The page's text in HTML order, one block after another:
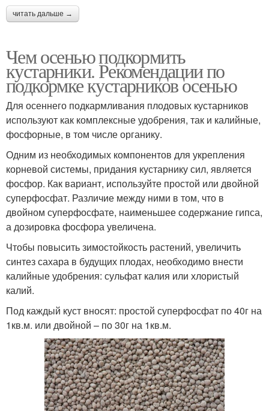
читать дальше →
Чем осенью подкормить
кустарники. Рекомендации по
подкормке кустарников осенью
Для осеннего подкармливания плодовых кустарников
используют как комплексные удобрения, так и калийные,
фосфорные, в том числе органику.
Одним из необходимых компонентов для укрепления
корневой системы, придания кустарнику сил, является
фосфор. Как вариант, используйте простой или двойной
суперфосфат. Различие между ними в том, что в
двойном суперфосфате, наименьшее содержание гипса,
а дозировка фосфора увеличена.
Чтобы повысить зимостойкость растений, увеличить
синтез сахара в будущих плодах, необходимо внести
калийные удобрения: сульфат калия или хлористый
калий.
Под каждый куст вносят: простой суперфосфат по 40г на
1кв.м. или двойной – по 30г на 1кв.м.